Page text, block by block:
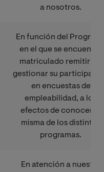
a nosotros.
En función del
en el que se encuentre
matriculado remitirle y
gestionar su
en encuestas de
empleabilidad, a los
efectos de conocer la
misma de los distintos
programas.
En atención a nuestro